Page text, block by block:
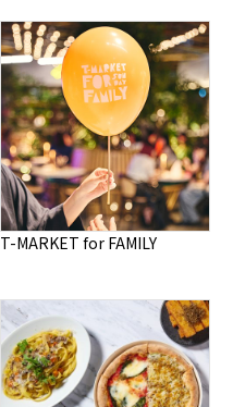
T-MARKET for FAMILY